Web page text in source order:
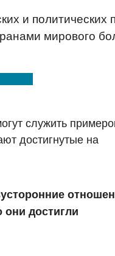
и политических
мирового
служить
достигнутые на
достигли